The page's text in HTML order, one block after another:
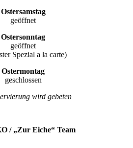
Ostersamstag
geöffnet
Ostersonntag
geöffnet
Spezial a la carte)
Ostermontag
geschlossen
wird gebeten
/ „Zur Eiche“ Team